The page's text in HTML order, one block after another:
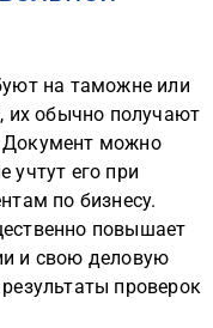
на таможне или
их обычно получают
Документ можно
учтут его при
по бизнесу.
повышает
и свою деловую
проверок